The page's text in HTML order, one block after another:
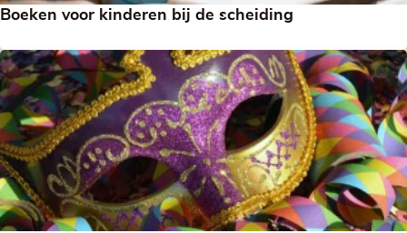
Boeken voor kinderen bij de scheiding